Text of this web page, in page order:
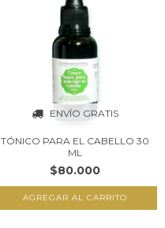
ENVÍO GRATIS
TÓNICO PARA EL CABELLO 30
ML
$80.000